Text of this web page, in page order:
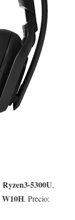
Ryzen3-5300U,
W10H. Precio: